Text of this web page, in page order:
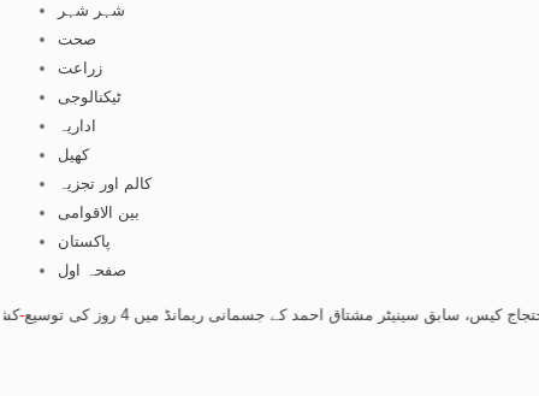
شہر شہر
صحت
زراعت
ٹیکنالوجی
اداریہ
کھیل
کالم اور تجزیہ
بین الاقوامی
پاکستان
صفحہ اول
سینیٹر مشتاق احمد کے جسمانی ریمانڈ میں 4 روز کی توسیع کشمیر احتجاج